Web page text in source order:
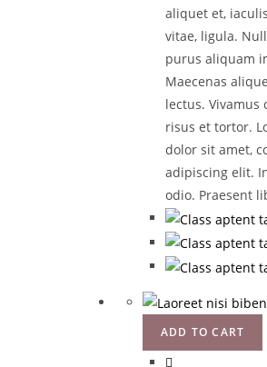
aliquet et,
vitae, ligula.
purus aliquam
Maecenas
lectus. Vivamus
risus et tortor.
dolor sit amet,
adipiscing elit.
odio. Praesent
ADD TO CART